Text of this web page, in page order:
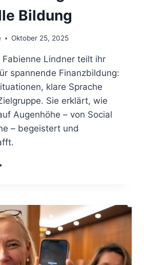
Bildung
Oktober 25, 2025
Fabienne Lindner teilt ihr
spannende Finanzbildung:
klare Sprache
Sie erklärt, wie
Augenhöhe – von Social
– begeistert und